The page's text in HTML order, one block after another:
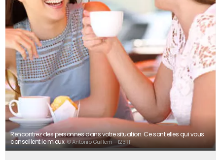
Rencontrez des personnes dans votre situation. Ce sont elles qui vous
conseillent le mieux. © Antonio Guillem - 123RF